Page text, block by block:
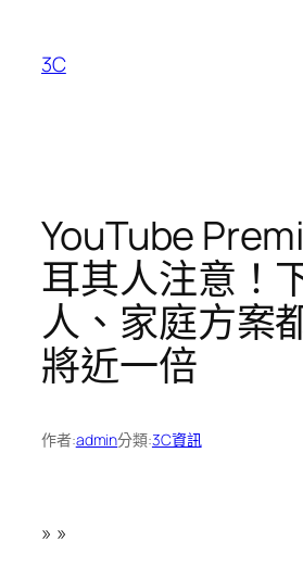
3C
YouTube
耳其人注意！
人、家庭方案
將近一倍
作者:admin分類:3C資訊
» »